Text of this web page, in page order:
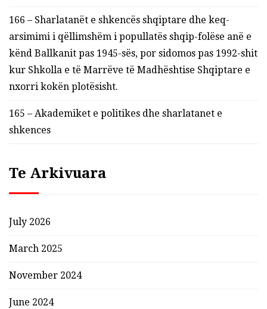
166 – Sharlatanët e shkencës shqiptare dhe keq-
arsimimi i qëllimshëm i popullatës shqip-folëse anë e
kënd Ballkanit pas 1945-sës, por sidomos pas 1992-shit
kur Shkolla e të Marrëve të Madhështise Shqiptare e
nxorri kokën plotësisht.
165 – Akademiket e politikes dhe sharlatanet e
shkences
Te Arkivuara
July 2026
March 2025
November 2024
June 2024